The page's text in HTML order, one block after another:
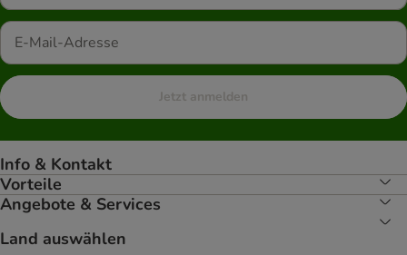
Jetzt anmelden
Info & Kontakt
Vorteile
Angebote & Services
Land auswählen